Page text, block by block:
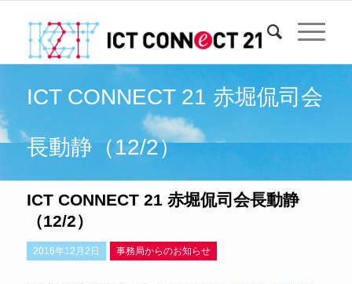
ICT CONNECT 21 赤堀侃司会
長動静（12/2）
ICT CONNECT 21 赤堀侃司会長動静
（12/2）
2016年12月2日 事務局からのお知らせ